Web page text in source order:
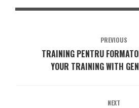
PREVIOUS
TRAINING PENTRU
YOUR TRAINING WITH
NEXT